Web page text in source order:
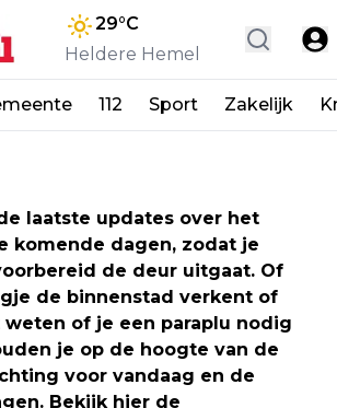
29°C
Heldere Hemel
112 Sport Zakelijk
laatste updates over het
komende dagen, zodat je
de deur uitgaat. Of
de binnenstad verkent of
of je een paraplu nodig
je op de hoogte van de
voor vandaag en de
Bekijk hier de